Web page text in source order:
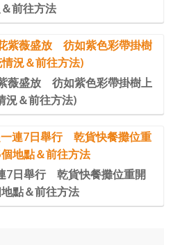
前往方法
薇盛放 彷如紫色彩帶掛樹上
況＆前往方法)
7日舉行 乾貨快餐攤位重開
點＆前往方法